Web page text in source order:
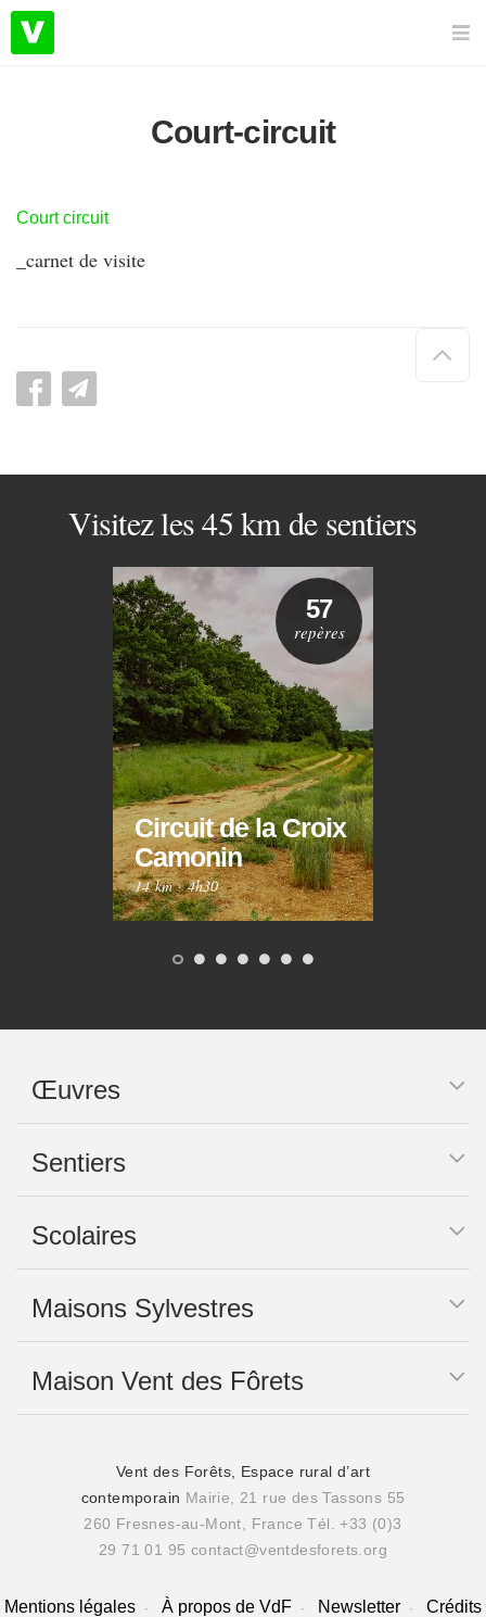
Court-circuit
Court circuit
_carnet de visite
de
Visitez les 45 km de sentiers
Circuit de la Croix
Camonin
14 km·4h30
57
repères
Œuvres
Sentiers
Scolaires
Maisons Sylvestres
Maison Vent des Fôrets
Vent des Forêts, Espace rural d’art
contemporain Mairie, 21 rue des Tassons 55
260 Fresnes-au-Mont, France Tél. +33 (0)3
29 71 01 95 contact@ventdesforets.org
Mentions légales À propos de VdF Newsletter Crédits